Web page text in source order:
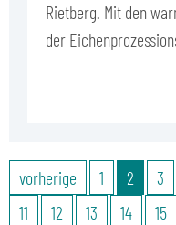
Rietberg. Mit den
der
vorherige 1 2 3
11
12 13 14 15